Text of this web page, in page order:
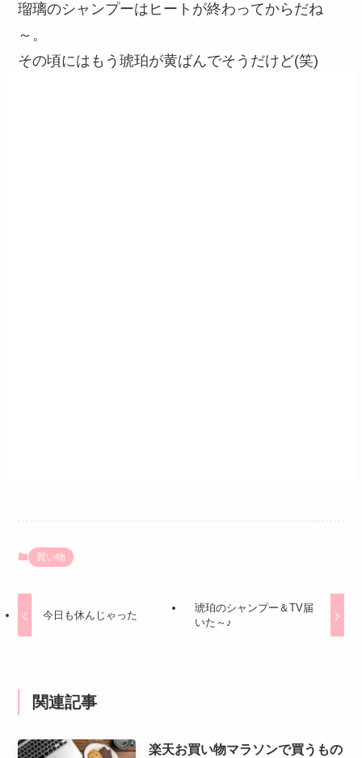
瑠璃のシャンプーはヒートが終わってからだね
～。
その頃にはもう琥珀が黄ばんでそうだけど(笑)
買い物
今日も休んじゃった
琥珀のシャンプー＆TV届
いた～♪
関連記事
楽天お買い物マラソンで買うもの